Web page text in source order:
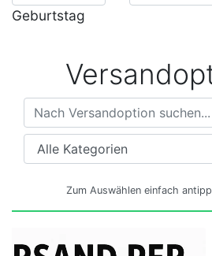
Geburtstag
Versandoptionen
Zum Auswählen einfach